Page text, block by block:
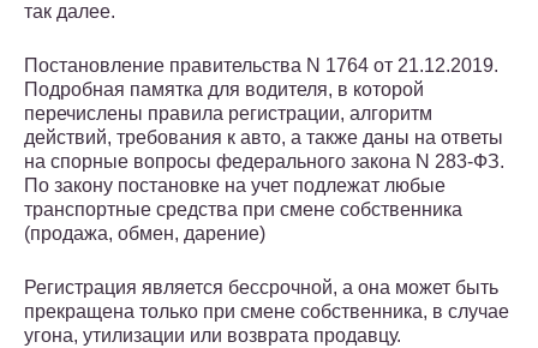
так далее.
Постановление правительства N 1764 от 21.12.2019.
Подробная памятка для водителя, в которой
перечислены правила регистрации, алгоритм
действий, требования к авто, а также даны на ответы
на спорные вопросы федерального закона N 283-ФЗ.
По закону постановке на учет подлежат любые
транспортные средства при смене собственника
(продажа, обмен, дарение)
Регистрация является бессрочной, а она может быть
прекращена только при смене собственника, в случае
угона, утилизации или возврата продавцу.